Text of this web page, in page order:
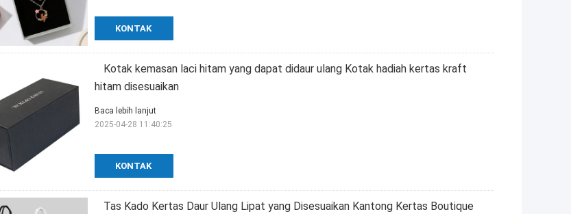
KONTAK
Kotak kemasan laci hitam yang dapat didaur ulang Kotak hadiah kertas kraft
hitam disesuaikan
KONTAK
Baca lebih lanjut
2025-04-28 11:40:25
Tas Kado Kertas Daur Ulang Lipat yang Disesuaikan Kantong Kertas Boutique